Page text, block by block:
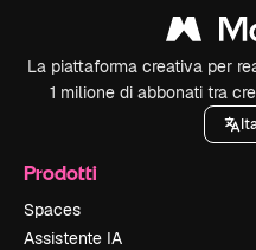
La piattaforma creativa per
1 milione di abbonati tra
Prodotti
Spaces
Assistente IA